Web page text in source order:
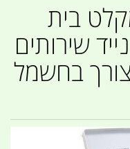
למקלט בית
שירותים
צורך בחשמל